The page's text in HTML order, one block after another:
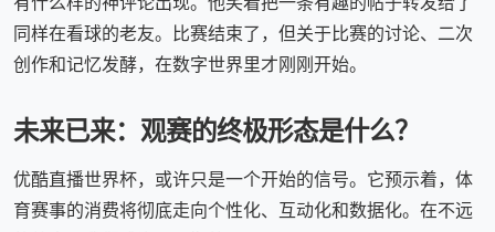
同样在看球的老友。比赛结束了，但关于比赛的讨论、二次
创作和记忆发酵，在数字世界里才刚刚开始。
未来已来：观赛的终极形态是什么？
优酷直播世界杯，或许只是一个开始的信号。它预示着，体
育赛事的消费将彻底走向个性化、互动化和数据化。在不远